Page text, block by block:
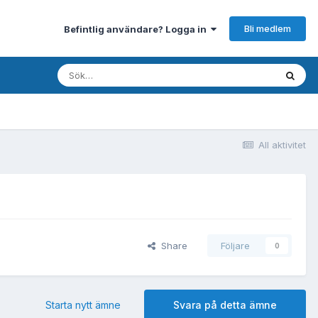
Befintlig användare? Logga in Bli medlem
All aktivitet
Share Följare 0
Svara på detta ämne
Starta nytt ämne